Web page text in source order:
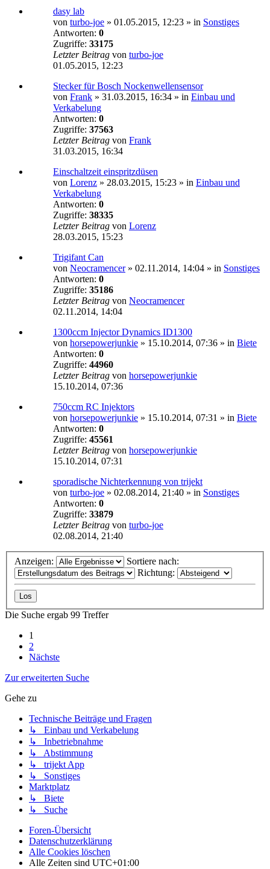
dasy lab
von turbo-joe » 01.05.2015, 12:23 » in Sonstiges
Antworten: 0
Zugriffe: 33175
Letzter Beitrag von turbo-joe
01.05.2015, 12:23
Stecker für Bosch Nockenwellensensor
von Frank » 31.03.2015, 16:34 » in Einbau und
Verkabelung
Antworten: 0
Zugriffe: 37563
Letzter Beitrag von Frank
31.03.2015, 16:34
Einschaltzeit einspritzdüsen
von Lorenz » 28.03.2015, 15:23 » in Einbau und
Verkabelung
Antworten: 0
Zugriffe: 38335
Letzter Beitrag von Lorenz
28.03.2015, 15:23
Trigifant Can
von Neocramencer» 02.11.2014, 14:04 » in Sonstiges
Antworten: 0
Zugriffe: 35186
Letzter Beitrag von Neocramencer
02.11.2014, 14:04
1300ccm Injector Dynamics ID1300
von horsepowerjunkie » 15.10.2014, 07:36 » in Biete
Antworten: 0
Zugriffe: 44960
Letzter Beitrag von horsepowerjunkie
15.10.2014, 07:36
750ccm RC Injektors
von horsepowerjunkie » 15.10.2014, 07:31 » in Biete
Antworten: 0
Zugriffe: 45561
Letzter Beitrag von horsepowerjunkie
15.10.2014, 07:31
sporadische Nichterkennung von trijekt
von turbo-joe » 02.08.2014, 21:40 » in Sonstiges
Antworten: 0
Zugriffe: 33879
Letzter Beitrag von turbo-joe
02.08.2014, 21:40
Anzeigen:
Sortiere nach:
Richtung:
Die Suche ergab 99 Treffer
1
2
Nächste
Zur erweiterten Suche
Gehe zu
Technische Beiträge und Fragen
↳ Einbau und Verkabelung
↳ Inbetriebnahme
↳ Abstimmung
↳ trijekt App
↳ Sonstiges
Marktplatz
↳ Biete
↳ Suche
Foren-Übersicht
Datenschutzerklärung
Alle Cookies löschen
Alle Zeiten sind UTC+01:00